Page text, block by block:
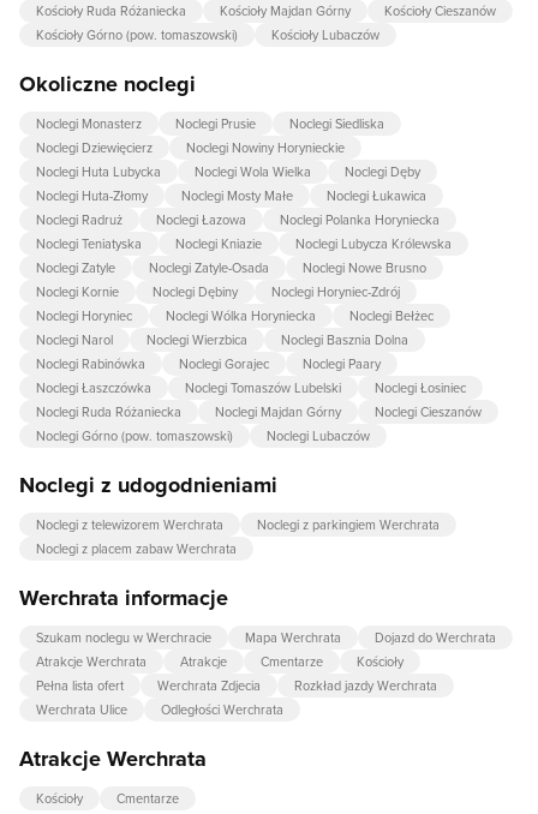
Kościoły Ruda Różaniecka
Kościoły Majdan Górny
Kościoły Cieszanów
Kościoły Górno (pow. tomaszowski)
Kościoły Lubaczów
Okoliczne noclegi
Noclegi Monasterz Noclegi Prusie
Noclegi Siedliska
Noclegi Dziewięcierz
Noclegi Nowiny Horynieckie
Noclegi Huta Lubycka
Noclegi Wola Wielka
Noclegi Dęby
Noclegi Huta-Złomy
Noclegi Mosty Małe
Noclegi Łukawica
Noclegi Radruż
Noclegi Łazowa
Noclegi Polanka Horyniecka
Noclegi Teniatyska
Noclegi Kniazie
Noclegi Lubycza Królewska
Noclegi Zatyle
Noclegi Zatyle-Osada
Noclegi Nowe Brusno
Noclegi Kornie
Noclegi Dębiny
Noclegi Horyniec-Zdrój
Noclegi Horyniec
Noclegi Wólka Horyniecka
Noclegi Bełżec
Noclegi Narol
Noclegi Wierzbica
Noclegi Basznia Dolna
Noclegi Rabinówka
Noclegi Gorajec
Noclegi Paary
Noclegi Łaszczówka
Noclegi Tomaszów Lubelski
Noclegi Łosiniec
Noclegi Ruda Różaniecka
Noclegi Majdan Górny
Noclegi Cieszanów
Noclegi Górno (pow. tomaszowski)
Noclegi Lubaczów
Noclegi z udogodnieniami
Noclegi z telewizorem Werchrata
Noclegi z parkingiem Werchrata
Noclegi z placem zabaw Werchrata
Werchrata informacje
Szukam noclegu w Werchracie Mapa Werchrata
Dojazd do Werchrata
Atrakcje Werchrata
Atrakcje Cmentarze
Kościoły
Pełna lista ofert
Werchrata Zdjecia
Rozkład jazdy Werchrata
Werchrata Ulice
Odległości Werchrata
Atrakcje Werchrata
Kościoły Cmentarze